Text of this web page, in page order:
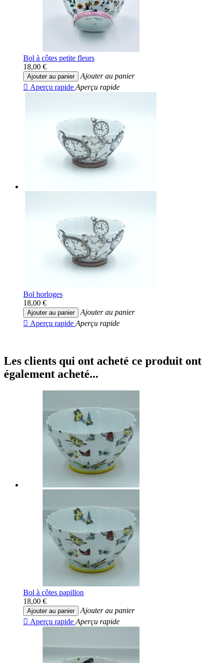
Bol à côtes petite fleurs
18,00 €
Ajouter au panier
Ajouter au panier
 Aperçu rapide Aperçu rapide
Bol horloges
18,00 €
Ajouter au panier
Ajouter au panier
 Aperçu rapide Aperçu rapide
Les clients qui ont acheté ce produit ont
également acheté...
Bol à côtes papillon
18,00 €
Ajouter au panier
Ajouter au panier
 Aperçu rapide Aperçu rapide